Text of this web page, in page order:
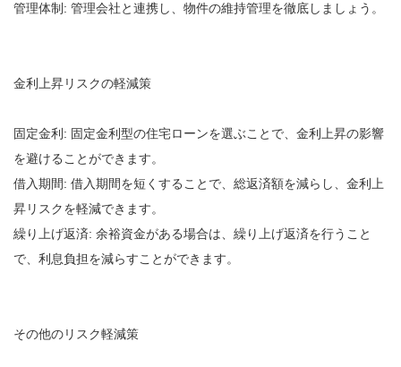
管理体制: 管理会社と連携し、物件の維持管理を徹底しましょう。
金利上昇リスクの軽減策
固定金利: 固定金利型の住宅ローンを選ぶことで、金利上昇の影響
を避けることができます。
借入期間: 借入期間を短くすることで、総返済額を減らし、金利上
昇リスクを軽減できます。
繰り上げ返済: 余裕資金がある場合は、繰り上げ返済を行うこと
で、利息負担を減らすことができます。
その他のリスク軽減策